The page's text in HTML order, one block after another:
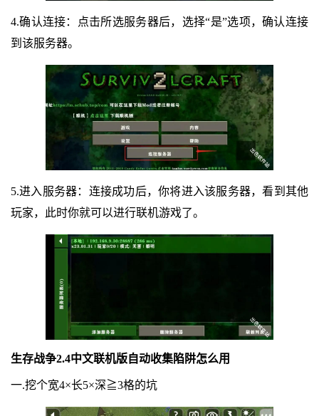
4.确认连接：点击所选服务器后，选择“是”选项，确认连接
到该服务器。
5.进入服务器：连接成功后，你将进入该服务器，看到其他
玩家，此时你就可以进行联机游戏了。
生存战争2.4中文联机版自动收集陷阱怎么用
一.挖个宽4×长5×深≧3格的坑